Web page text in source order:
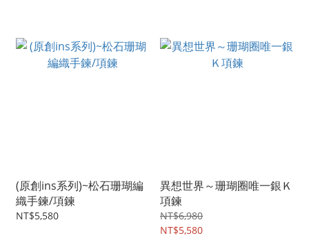
(原創ins系列)~松石珊瑚編
織手鍊/項鍊
NT$5,580
異想世界～珊瑚圈唯一銀Ｋ
項鍊
NT$6,980
NT$5,580